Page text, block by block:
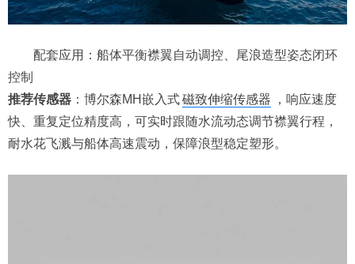
配套应用：船体平衡襟翼自动调控、尾浪造型姿态闭环
控制
推荐传感器 ：博尔森MH嵌入式磁致伸缩传感器
，响应速度
快、重复定位精度高，可实时跟随水流动态调节襟翼行程，
耐水花飞溅与船体高速震动，保障浪型稳定塑形。